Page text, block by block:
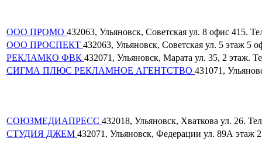
ООО ПРОМО 432063, Ульяновск, Советская ул. 8 офис 415.
ООО ПРОСПЕКТ 432063, Ульяновск, Советская ул. 5 этаж 5
РЕКЛАМКО ФВК 432071, Ульяновск, Марата ул. 35, 2 этаж.
СИГМА ПЛЮС РЕКЛАМНОЕ АГЕНТСТВО 431071,
СОЮЗМЕДИАПРЕСС 432018, Ульяновск, Хваткова ул. 26.
СТУДИЯ ДЖЕМ 432071, Ульяновск, Федерации ул. 89А этаж